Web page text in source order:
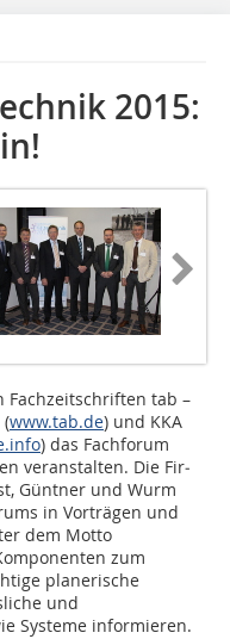
2015:
Fachzeitschriften tab –
(www.tab.de) und KKA
) das Fachforum
veranstalten. Die Fir­
Güntner und Wurm
in Vorträgen und
dem Motto
zum
planerische
und
Systeme informieren.